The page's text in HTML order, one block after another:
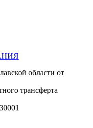
области от
трансферта